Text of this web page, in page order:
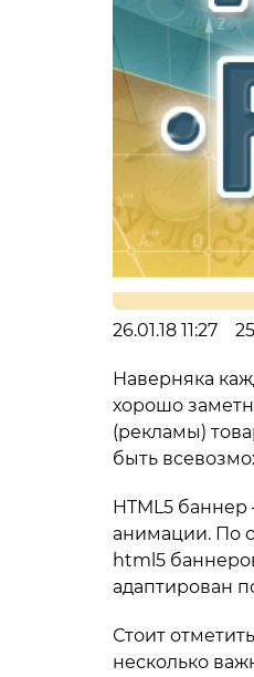
26.01.18 11:27
Наверняка
хорошо
(рекламы)
быть
HTML5
анимации. По
html5
адаптирован
Стоит
несколько